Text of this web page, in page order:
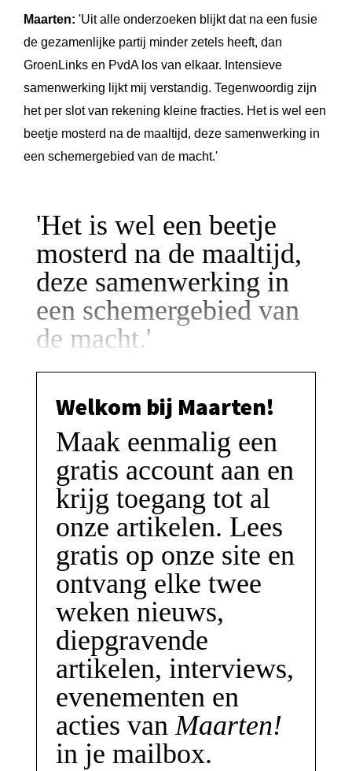
Maarten: 'Uit alle onderzoeken blijkt dat na een fusie
de gezamenlijke partij minder zetels heeft, dan
GroenLinks en PvdA los van elkaar. Intensieve
samenwerking lijkt mij verstandig. Tegenwoordig zijn
het per slot van rekening kleine fracties. Het is wel een
beetje mosterd na de maaltijd, deze samenwerking in
een schemergebied van de macht.'
'Het is wel een beetje
mosterd na de maaltijd,
deze samenwerking in
een schemergebied van
de macht.'
Welkom bij Maarten!
Maak eenmalig een
gratis account aan en
krijg toegang tot al
onze artikelen. Lees
gratis op onze site en
ontvang elke twee
weken nieuws,
diepgravende
artikelen, interviews,
evenementen en
acties vanMaarten!
in je mailbox.